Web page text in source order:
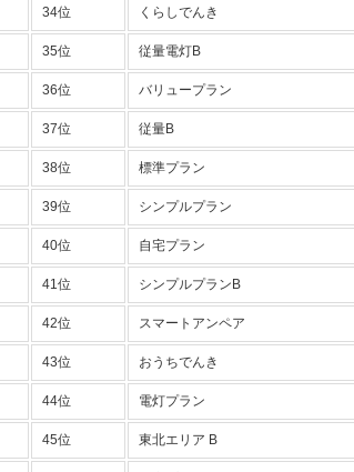
34位 くらしでんき
35位 従量電灯B
36位 バリュープラン
37位 従量B
38位 標準プラン
39位 シンプルプラン
40位 自宅プラン
41位 シンプルプランB
42位 スマートアンペア
43位 おうちでんき
44位 電灯プラン
45位 東北エリア B